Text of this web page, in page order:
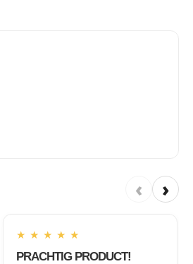
‹ ›
★ ★ ★ ★ ★
PRACHTIG PRODUCT!